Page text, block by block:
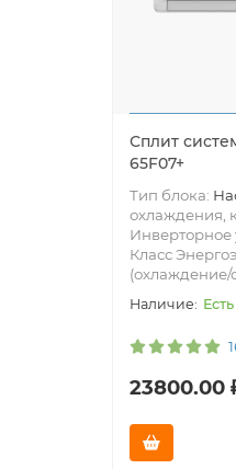
Сплит
65F07+
Тип блока:
охлаждения,
Инверторное
Класс
(охлаждение/
23800.00